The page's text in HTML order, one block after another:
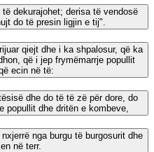
dekurajohet; derisa të vendosë
do të presin ligjin e tij".
qiejt dhe i ka shpalosur, që ka
që i jep frymëmarrje popullit
ecin në të:
dhe do të të zë për dore, do
popullit dhe dritën e kombeve,
nga burgu të burgosurit dhe
në terr.